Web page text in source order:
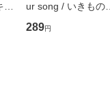
ur song / いきものが
かり / [CD]【メール便
送料無料】
289円